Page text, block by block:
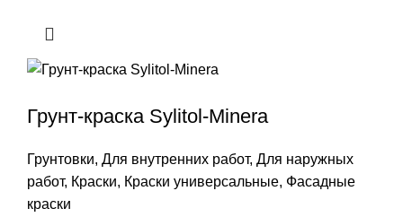
Грунт-краска Sylitol-Minera
Грунтовки, Для внутренних работ, Для наружных
работ, Краски, Краски универсальные, Фасадные
краски